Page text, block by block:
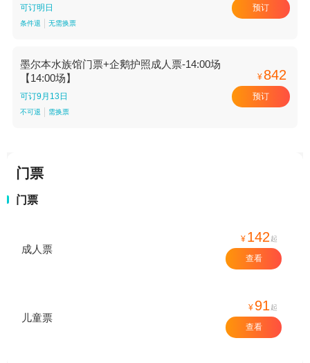
可订明日
条件退 无需换票
预订
墨尔本水族馆门票+企鹅护照成人票-14:00场
【14:00场】
可订9月13日
不可退 需换票
¥ 842
预订
门票
门票
成人票
¥ 142 起
查看
儿童票
¥ 91 起
查看